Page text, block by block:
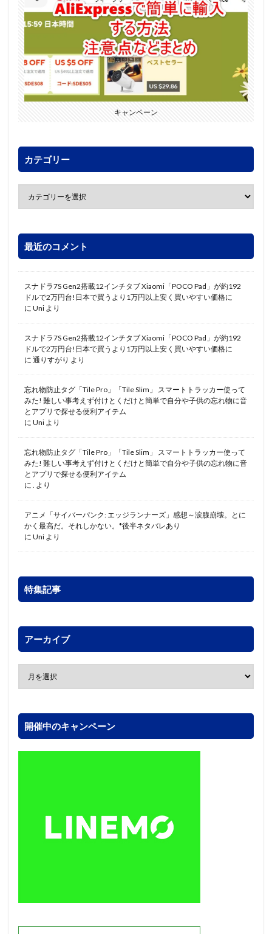
キャンペーン
カテゴリー
最近のコメント
スナドラ7S Gen2搭載12インチタブ Xiaomi「POCO Pad」が約192
ドルで2万円台!日本で買うより1万円以上安く買いやすい価格に
に Uni より
スナドラ7S Gen2搭載12インチタブ Xiaomi「POCO Pad」が約192
ドルで2万円台!日本で買うより1万円以上安く買いやすい価格に
に 通りすがり より
忘れ物防止タグ「Tile Pro」「Tile Slim」 スマートトラッカー使って
みた! 難しい事考えず付けとくだけと簡単で自分や子供の忘れ物に音
とアプリで探せる便利アイテム
に Uni より
忘れ物防止タグ「Tile Pro」「Tile Slim」 スマートトラッカー使って
みた! 難しい事考えず付けとくだけと簡単で自分や子供の忘れ物に音
とアプリで探せる便利アイテム
に
より
アニメ「サイバーパンク: エッジランナーズ」感想～涙腺崩壊。とに
かく最高だ。それしかない。*後半ネタバレあり
に Uni より
特集記事
アーカイブ
開催中のキャンペーン